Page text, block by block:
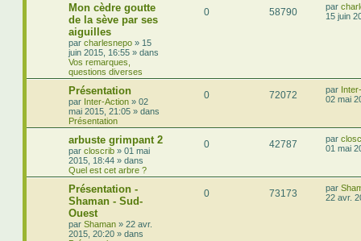
Mon cèdre goutte
de la sève par ses
aiguilles
par charlesnepo » 15
juin 2015, 16:55 » dans
Vos remarques,
questions diverses
0 58790 par
15 juin
Présentation
par Inter-Action » 02
mai 2015, 21:05 » dans
Présentation
0 72072 par
02 mai
arbuste grimpant 2
par closcrib » 01 mai
2015, 18:44 » dans
Quel est cet arbre ?
0 42787 par
01 mai
Présentation -
Shaman - Sud-
Ouest
par Shaman » 22 avr.
2015, 20:20 » dans
0 73173 par
22 avr.